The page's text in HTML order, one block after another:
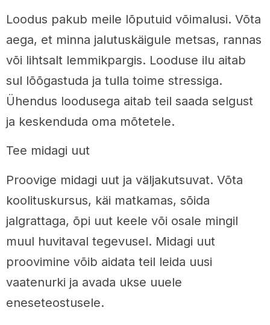
Loodus pakub meile lõputuid võimalusi. Võta
aega, et minna jalutuskäigule metsas, rannas
või lihtsalt lemmikpargis. Looduse ilu aitab
sul lõõgastuda ja tulla toime stressiga.
Ühendus loodusega aitab teil saada selgust
ja keskenduda oma mõtetele.
Tee midagi uut
Proovige midagi uut ja väljakutsuvat. Võta
koolituskursus, käi matkamas, sõida
jalgrattaga, õpi uut keele või osale mingil
muul huvitaval tegevusel. Midagi uut
proovimine võib aidata teil leida uusi
vaatenurki ja avada ukse uuele
eneseteostusele.